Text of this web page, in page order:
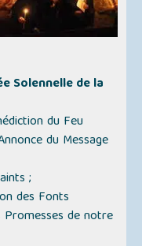
Solennelle de la
du Feu
du Message
;
des Fonts
de notre